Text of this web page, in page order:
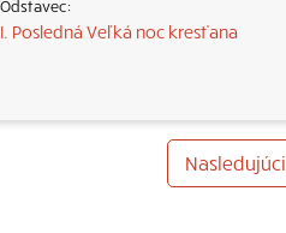
I. Posledná Veľká noc kresťana
Nasledujúci